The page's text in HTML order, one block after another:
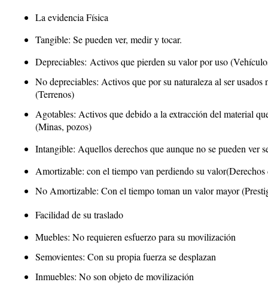
La evidencia Física
Tangible: Se pueden ver, medir y tocar.
Depreciables: Activos que pierden su valor por uso
No depreciables: Activos que por su naturaleza al ser
(Terrenos)
Agotables: Activos que debido a la extracción del material
(Minas, pozos)
Intangible: Aquellos derechos que aunque no se pueden ver
Amortizable: con el tiempo van perdiendo su valor(Derechos
No Amortizable: Con el tiempo toman un valor mayor
Facilidad de su traslado
Muebles: No requieren esfuerzo para su movilización
Semovientes: Con su propia fuerza se desplazan
Inmuebles: No son objeto de movilización